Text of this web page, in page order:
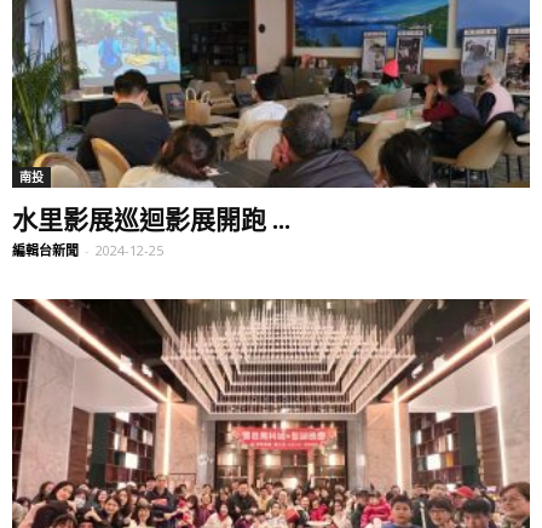
南投
水里影展巡迴影展開跑 ...
編輯台新聞 - 2024-12-25